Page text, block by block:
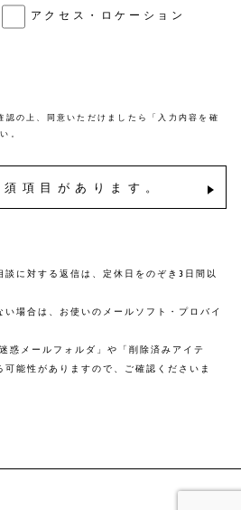
アクセス・ロケーション
認の上、同意いただけましたら「入力内容を確
。
項目があります。
談に対する返信は、定休日をのぞき3日間以
場合は、お使いのメールソフト・プロバイ
惑メールフォルダ」や「削除済みアイテ
可能性がありますので、ご確認くださいま